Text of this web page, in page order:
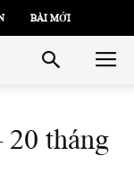
BÀI MỚI
20 tháng